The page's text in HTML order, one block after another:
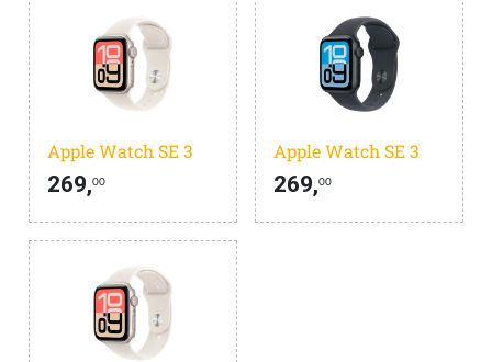
Apple Watch SE 3
269,00
Apple Watch SE 3
269,00